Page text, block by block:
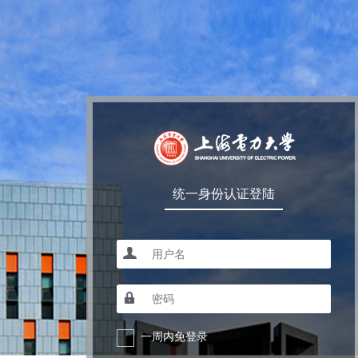
统一身份认证登陆
一周内免登录